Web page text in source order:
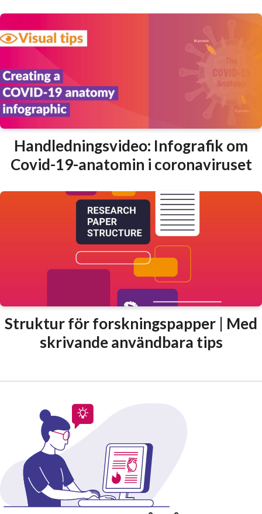
Handledningsvideo: Infografik om
Covid-19-anatomin i coronaviruset
Struktur för forskningspapper | Med
skrivande användbara tips